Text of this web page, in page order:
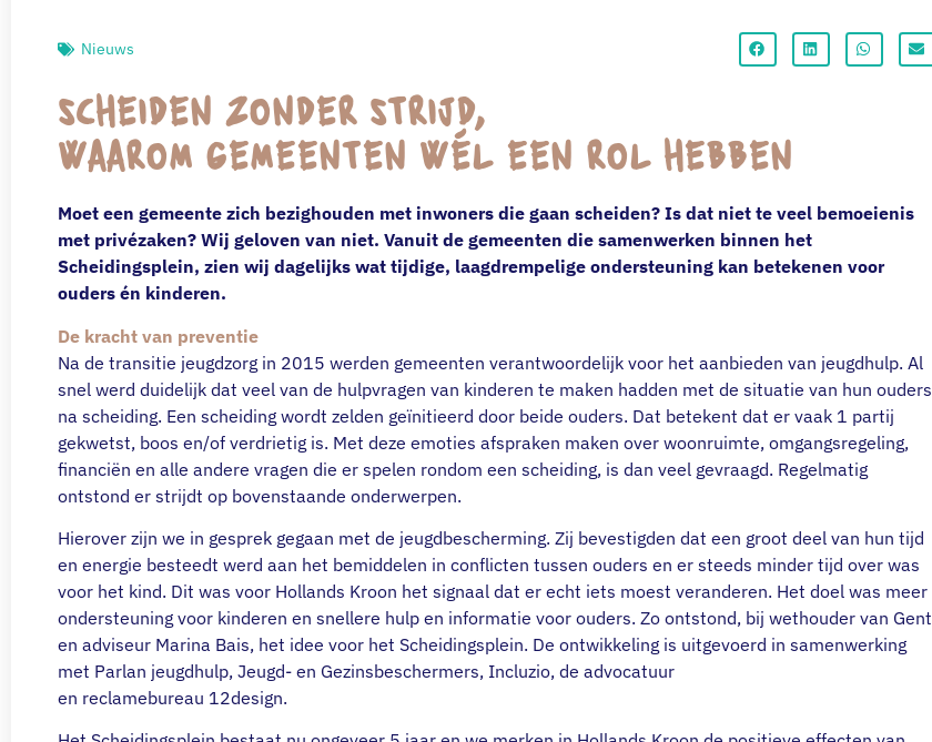
Nieuws
SCHEIDEN ZONDER STRIJD,
WAAROM GEMEENTEN WÉL EEN ROL HEBBEN
Moet een gemeente zich bezighouden met inwoners die gaan scheiden? Is dat niet te veel bemoeienis
met privézaken? Wij geloven van niet. Vanuit de gemeenten die samenwerken binnen het
Scheidingsplein, zien wij dagelijks wat tijdige, laagdrempelige ondersteuning kan betekenen voor
ouders én kinderen.
De kracht van preventie
Na de transitie jeugdzorg in 2015 werden gemeenten verantwoordelijk voor het aanbieden van jeugdhulp. Al
snel werd duidelijk dat veel van de hulpvragen van kinderen te maken hadden met de situatie van hun ouders
na scheiding. Een scheiding wordt zelden geïnitieerd door beide ouders. Dat betekent dat er vaak 1 partij
gekwetst, boos en/of verdrietig is. Met deze emoties afspraken maken over woonruimte, omgangsregeling,
financiën en alle andere vragen die er spelen rondom een scheiding, is dan veel gevraagd. Regelmatig
ontstond er strijdt op bovenstaande onderwerpen.
Hierover zijn we in gesprek gegaan met de jeugdbescherming. Zij bevestigden dat een groot deel van hun tijd
en energie besteedt werd aan het bemiddelen in conflicten tussen ouders en er steeds minder tijd over was
voor het kind. Dit was voor Hollands Kroon het signaal dat er echt iets moest veranderen. Het doel was meer
ondersteuning voor kinderen en snellere hulp en informatie voor ouders. Zo ontstond, bij wethouder van Gent
en adviseur Marina Bais, het idee voor het Scheidingsplein. De ontwikkeling is uitgevoerd in samenwerking
met Parlan jeugdhulp, Jeugd- en Gezinsbeschermers, Incluzio, de advocatuur
en reclamebureau 12design.